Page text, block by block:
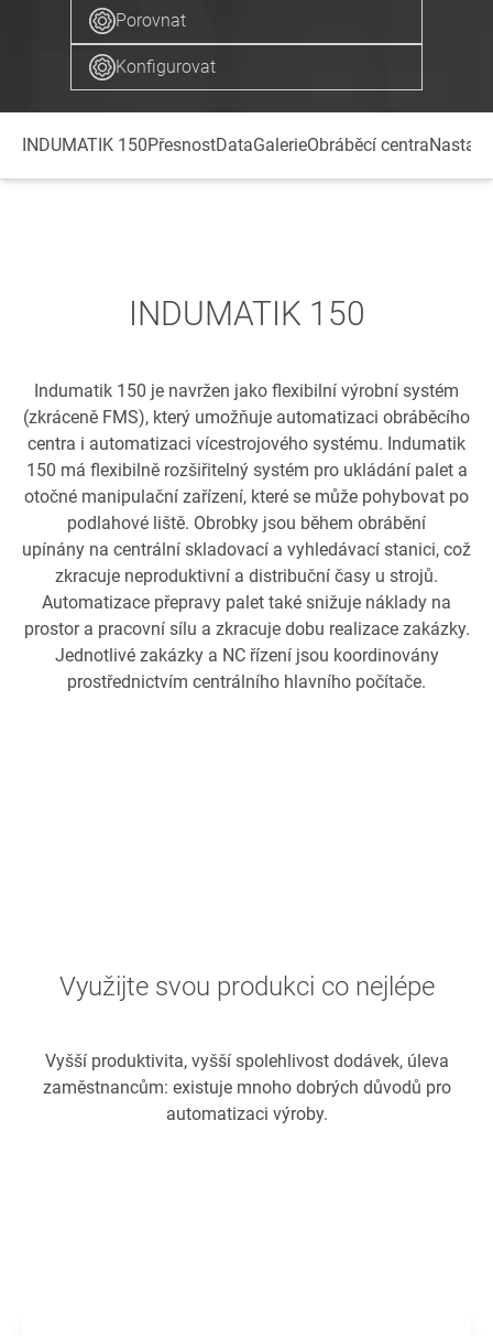
Porovnat
Konfigurovat
INDUMATIK 150PřesnostDataGalerieObráběcí centra
INDUMATIK 150
Indumatik 150 je navržen jako flexibilní výrobní systém
(zkráceně FMS), který umožňuje automatizaci obráběcího
centra i automatizaci vícestrojového systému. Indumatik
150 má flexibilně rozšiřitelný systém pro ukládání palet a
otočné manipulační zařízení, které se může pohybovat po
podlahové liště. Obrobky jsou během obrábění
upínány na centrální skladovací a vyhledávací stanici, což
zkracuje neproduktivní a distribuční časy u strojů.
Automatizace přepravy palet také snižuje náklady na
prostor a pracovní sílu a zkracuje dobu realizace zakázky.
Jednotlivé zakázky a NC řízení jsou koordinovány
prostřednictvím centrálního hlavního počítače.
Využijte svou produkci co nejlépe
Vyšší produktivita, vyšší spolehlivost dodávek, úleva
zaměstnancům: existuje mnoho dobrých důvodů pro
automatizaci výroby.